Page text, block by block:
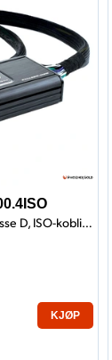
4x100W RMS i 2Ohm, Klasse D, ISO-kobling
KJØP